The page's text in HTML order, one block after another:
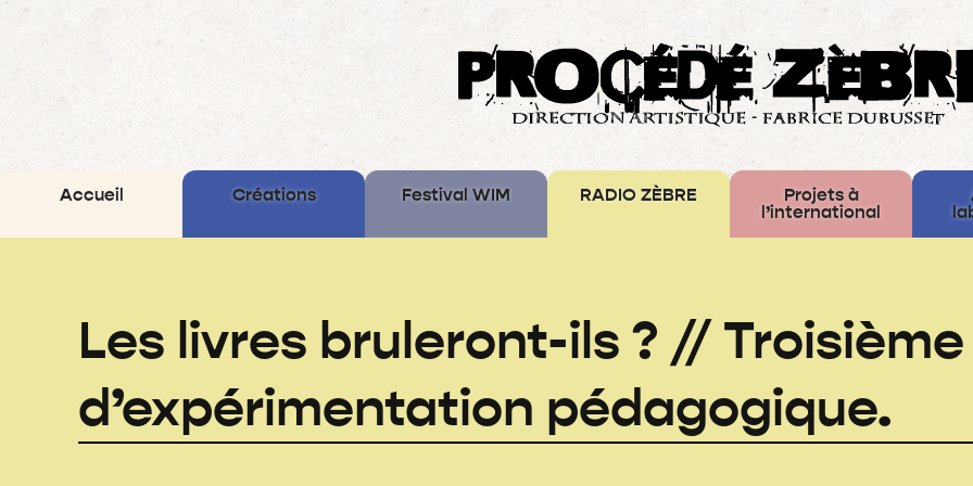
Accueil Créations Festival WIM RADIO ZÈBRE
Projets à
l’international
Water
Mirror
–
Créative
Bus
Les livres bruleront-ils ? //
d’expérimentation pédagogique.